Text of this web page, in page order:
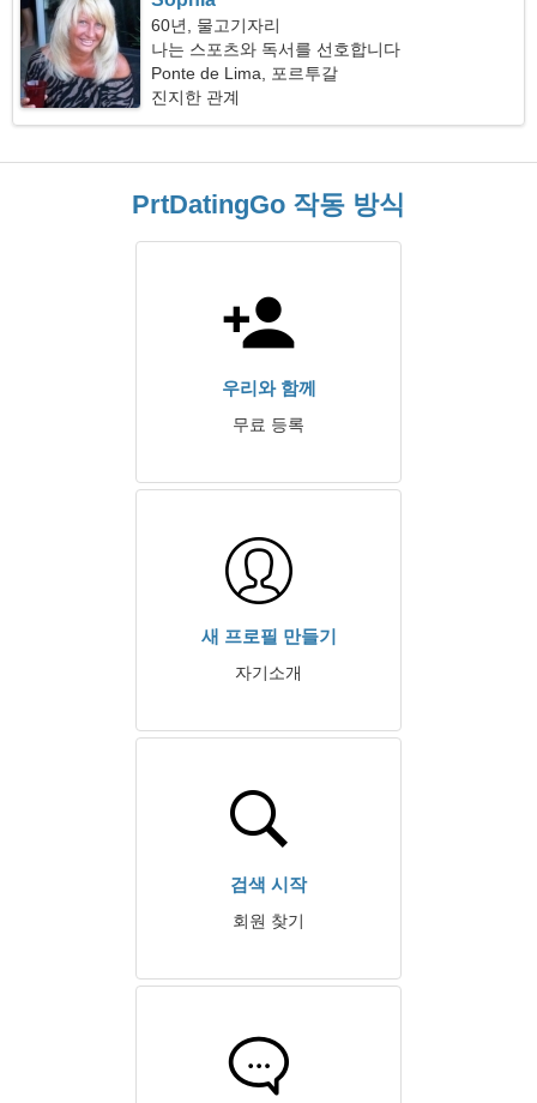
60년, 물고기자리
나는 스포츠와 독서를 선호합니다
Ponte de Lima, 포르투갈
진지한 관계
PrtDatingGo 작동 방식
우리와 함께
무료 등록
새 프로필 만들기
자기소개
검색 시작
회원 찾기